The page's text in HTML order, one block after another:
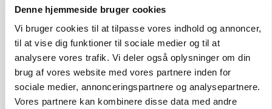
Denne hjemmeside bruger cookies
Vi bruger cookies til at tilpasse vores indhold og annoncer,
til at vise dig funktioner til sociale medier og til at
analysere vores trafik. Vi deler også oplysninger om din
brug af vores website med vores partnere inden for
sociale medier, annonceringspartnere og analysepartnere.
Vores partnere kan kombinere disse data med andre
Uændret notering: Spæde lyspunkter i fortsat